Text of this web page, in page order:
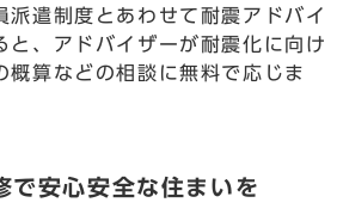
派遣制度とあわせて耐震アドバイ
と、アドバイザーが耐震化に向け
概算などの相談に無料で応じま
で安心安全な住まいを